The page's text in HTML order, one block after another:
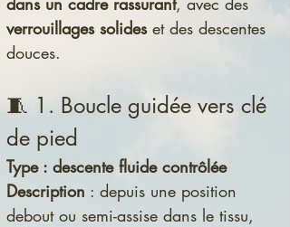
verrouillages solides et des descentes
douces.
🧵 1. Boucle guidée vers clé
de pied
Type : descente fluide contrôlée
Description : depuis une position
debout ou semi-assise dans le tissu,